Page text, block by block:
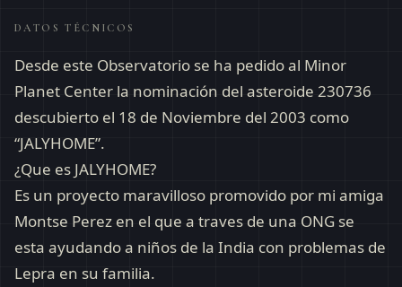
DATOS TÉCNICOS
Desde este Observatorio se ha pedido al Minor
Planet Center la nominación del asteroide 230736
descubierto el 18 de Noviembre del 2003 como
“JALYHOME”.
¿Que es JALYHOME?
Es un proyecto maravilloso promovido por mi amiga
Montse Perez en el que a traves de una ONG se
esta ayudando a niños de la India con problemas de
Lepra en su familia.